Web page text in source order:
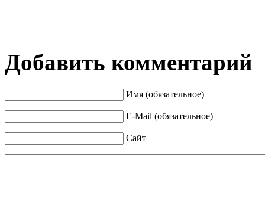
Добавить комментарий
Имя (обязательное)
E-Mail (обязательное)
Сайт